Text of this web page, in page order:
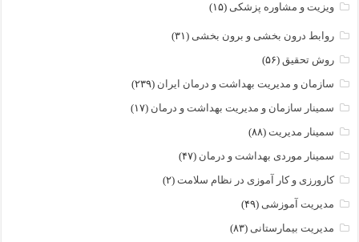
ویزیت و مشاوره پزشکی (۱۵)
روابط درون بخشی و برون بخشی (۳۱)
روش تحقیق (۵۶)
سازمان و مدیریت بهداشت و درمان ایران (۲۳۹)
سمینار سازمان و مدیریت بهداشت و درمان (۱۷)
سمینار مدیریت (۸۸)
سمینار موردی بهداشت و درمان (۴۷)
کارورزی و کار آموزی در نظام سلامت (۲)
مدیریت آموزشی (۴۹)
مدیریت بیمارستانی (۸۳)